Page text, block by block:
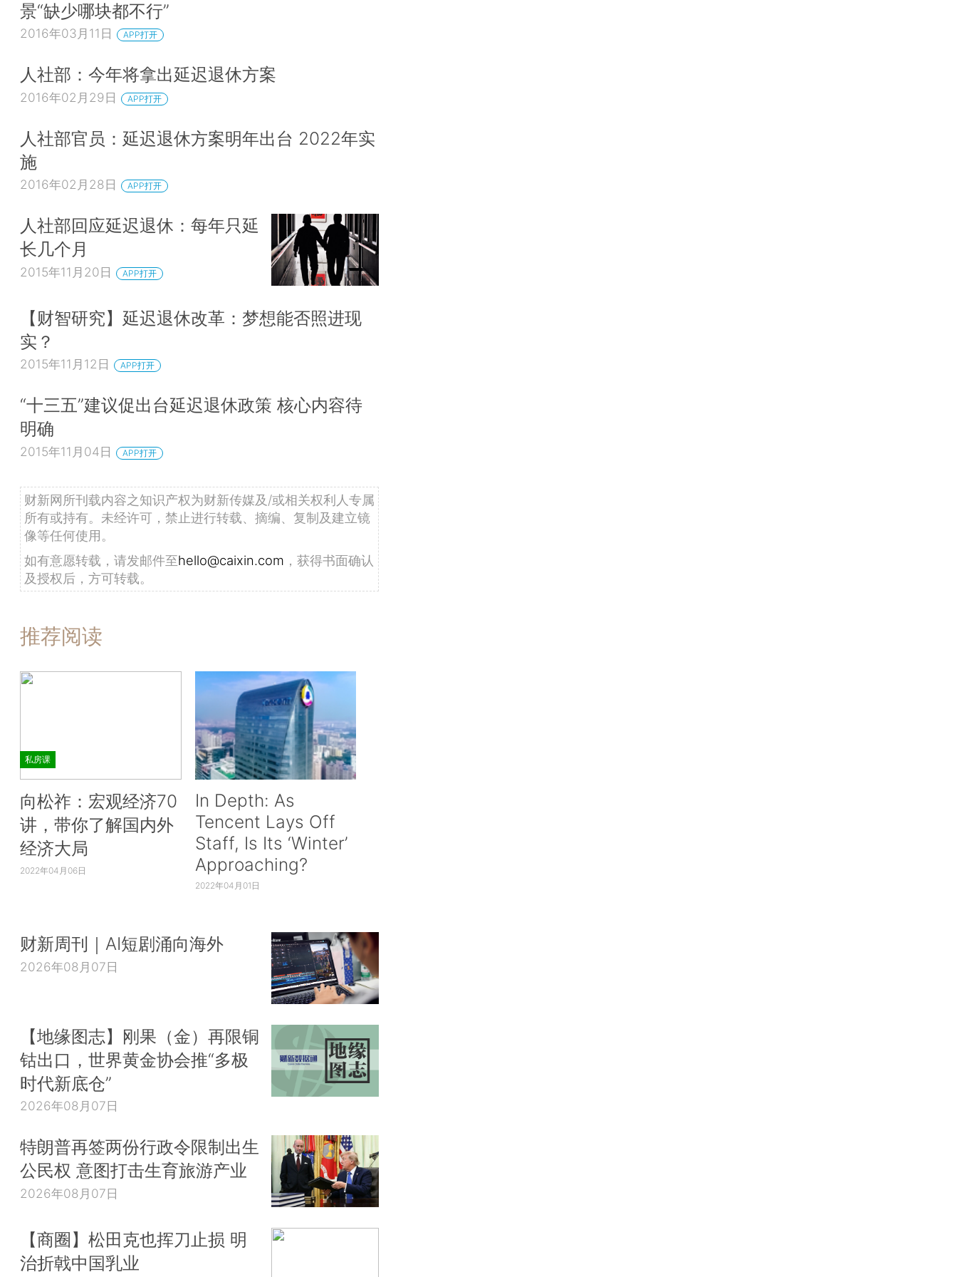
景“缺少哪块都不行”
2016年03月11日 APP打开
人社部：今年将拿出延迟退休方案
2016年02月29日 APP打开
人社部官员：延迟退休方案明年出台 2022年实
施
2016年02月28日 APP打开
人社部回应延迟退休：每年只延
长几个月
2015年11月20日 APP打开
【财智研究】延迟退休改革：梦想能否照进现
实？
2015年11月12日 APP打开
“十三五”建议促出台延迟退休政策 核心内容待
明确
2015年11月04日 APP打开
财新网所刊载内容之知识产权为财新传媒及/或相关权利人专属
所有或持有。未经许可，禁止进行转载、摘编、复制及建立镜
像等任何使用。
如有意愿转载，请发邮件至hello@caixin.com ，获得书面确认
及授权后，方可转载。
推荐阅读
私房课
向松祚：宏观经济70
讲，带你了解国内外
经济大局
2022年04月06日
In Depth: As
Tencent Lays Off
Staff, Is Its ‘Winter’
Approaching?
2022年04月01日
财新周刊｜AI短剧涌向海外
2026年08月07日
【地缘图志】刚果（金）再限铜
钴出口，世界黄金协会推“多极
时代新底仓”
2026年08月07日
特朗普再签两份行政令限制出生
公民权 意图打击生育旅游产业
2026年08月07日
【商圈】松田克也挥刀止损 明
治折戟中国乳业